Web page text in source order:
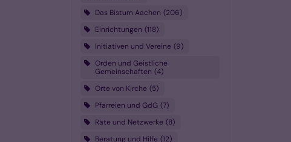
Das Bistum Aachen 206
Einrichtungen 118
Initiativen und Vereine 9
Orden und Geistliche
Gemeinschaften 4
Orte von Kirche 5
Pfarreien und GdG 7
Räte und Netzwerke 8
Beratung und Hilfe 12